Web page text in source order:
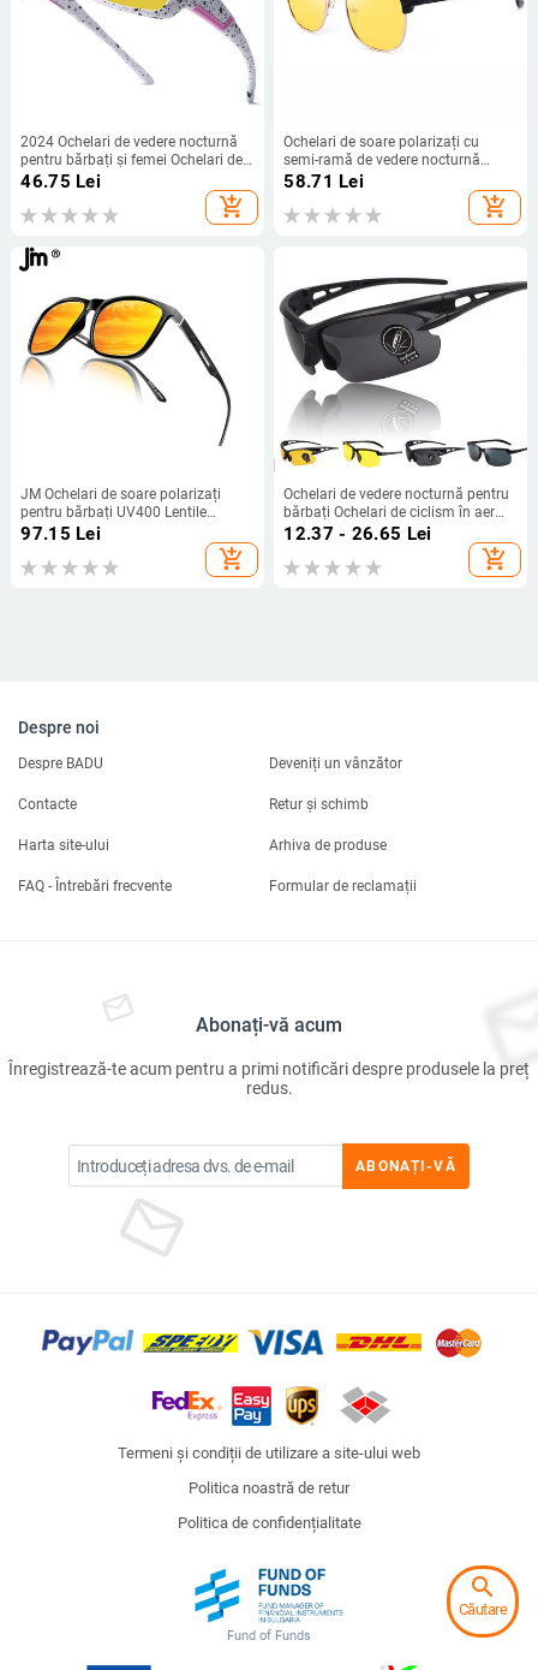
2024 Ochelari de vedere nocturnă
pentru bărbați și femei Ochelari de
soare polarizați Ochelari de soare
cu lentile galbene Ochelari de
protecție anti-orbire Ochelari de
Ochelari de soare UV400
46.75 Lei
add_shopping_cart
Ochelari de soare polarizați cu
semi-ramă de vedere nocturnă
pentru șofat, ochelari de soare cu
jumătate de cadru mați pentru
bărbați și femei cu lentile TAC N110
58.71 Lei
add_shopping_cart
JM Ochelari de soare polarizați
pentru bărbați UV400 Lentile
portocalii Ochelari de soare de
designer de marcă de lux Ochelari
de soare pentru conducere Ochelari
97.15 Lei
add_shopping_cart
Ochelari de vedere nocturnă pentru
bărbați Ochelari de ciclism în aer
liber Ochelari de protecție cu cadru
negru Comerț cu ridicata pentru
femei Ochelari de noapte pentru
12.37 - 26.65 Lei
add_shopping_cart
Despre noi
Despre BADU Deveniți un vânzător
Contacte Retur și schimb
Harta site-ului Arhiva de produse
FAQ - Întrebări frecvente Formular de reclamații
Abonați-vă acum
Înregistrează-te acum pentru a primi notificări despre produsele la preț
redus.
ABONAȚI-VĂ
Termeni și condiții de utilizare a site-ului web
Politica noastră de retur
Politica de confidențialitate
Fund of Funds
search
Căutare